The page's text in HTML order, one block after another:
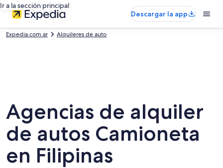
Ir a la sección principal
Descargar la app
Expedia.com.ar Alquileres de auto
Agencias de alquiler
de autos Camioneta
en Filipinas